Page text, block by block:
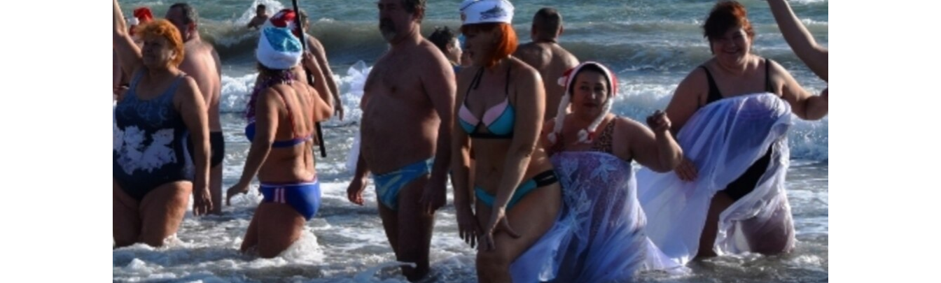
КРЫМ.НЕПОКОРЕННЫЙ
УКРАИНСКАЯ ПРОБЛЕМА КРЫМА